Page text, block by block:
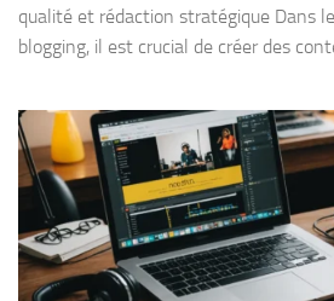
qualité et rédaction stratégique Dans
blogging, il est crucial de créer des